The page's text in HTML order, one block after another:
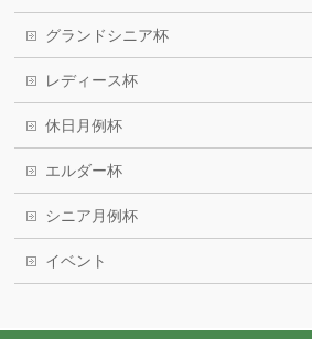
グランドシニア杯
レディース杯
休日月例杯
エルダー杯
シニア月例杯
イベント